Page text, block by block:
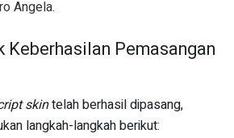
Angela.
Keberhasilan Pemasangan
skintelah berhasil dipasang,
langkah-langkah berikut: